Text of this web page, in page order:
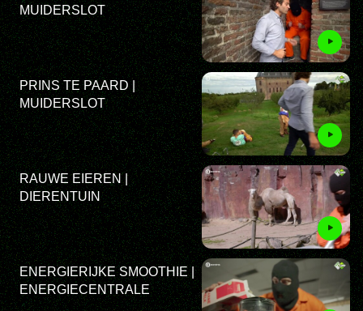
MUIDERSLOT
PRINS TE PAARD |
MUIDERSLOT
RAUWE EIEREN |
DIERENTUIN
ENERGIERIJKE SMOOTHIE |
ENERGIECENTRALE